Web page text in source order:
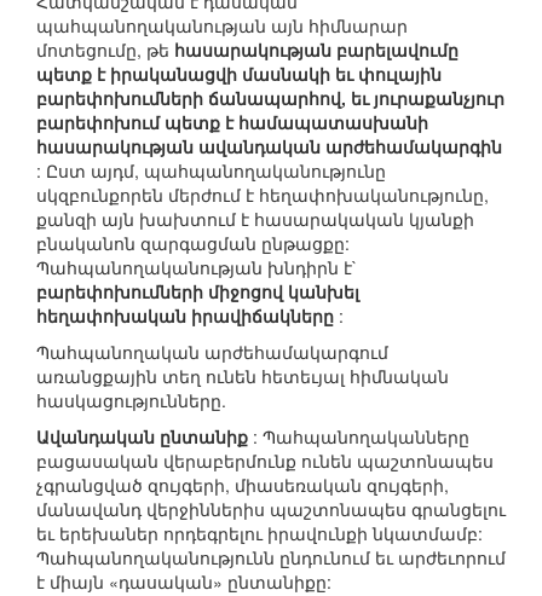
պահպանողականության այն հիմնարար
մոտեցումը, թե հասարակության բարելավումը
պետք է իրականացվի մասնակի եւ փուլային
բարեփոխումների ճանապարհով, եւ յուրաքանչյուր
բարեփոխում պետք է համապատասխանի
հասարակության ավանդական արժեհամակարգին
: Ըստ այդմ, պահպանողականությունը
սկզբունքորեն մերժում է հեղափոխականությունը,
քանզի այն խախտում է հասարակական կյանքի
բնականոն զարգացման ընթացքը:
Պահպանողականության խնդիրն է`
բարեփոխումների միջոցով կանխել
հեղափոխական իրավիճակները :
Պահպանողական արժեհամակարգում
առանցքային տեղ ունեն հետեւյալ հիմնական
հասկացությունները.
Ավանդական ընտանիք : Պահպանողականները
բացասական վերաբերմունք ունեն պաշտոնապես
չգրանցված զույգերի, միասեռական զույգերի,
մանավանդ վերջիններիս պաշտոնապես գրանցելու
եւ երեխաներ որդեգրելու իրավունքի նկատմամբ:
Պահպանողականությունն ընդունում եւ արժեւորում
է միայն «դասական» ընտանիքը: